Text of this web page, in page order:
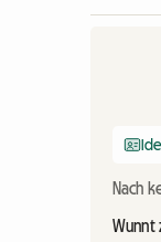
Nach
Wunnt